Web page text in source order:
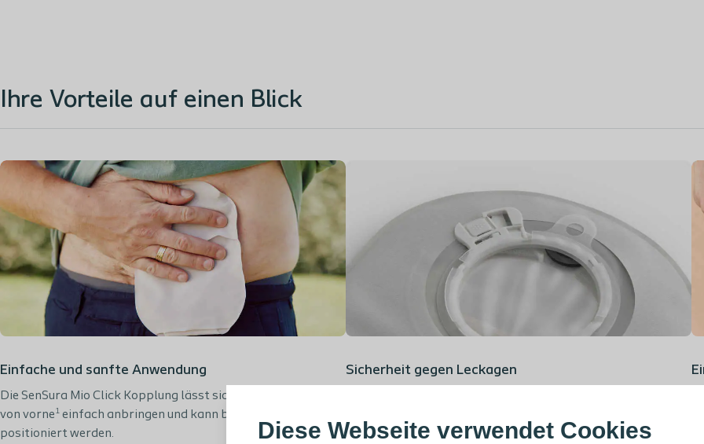
Diese Webseite verwendet Cookies
Ihre Vorteile auf einen Blick
Einfache und sanfte Anwendung
Die SenSura Mio Click Kopplung lässt sich mit sanftem Druck
von vorne1 einfach anbringen und kann bei Bedarf auch neu
positioniert werden.
Sicherheit gegen Leckagen